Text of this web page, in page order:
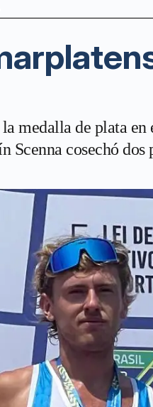
medalla de plata
Scenna cosechó